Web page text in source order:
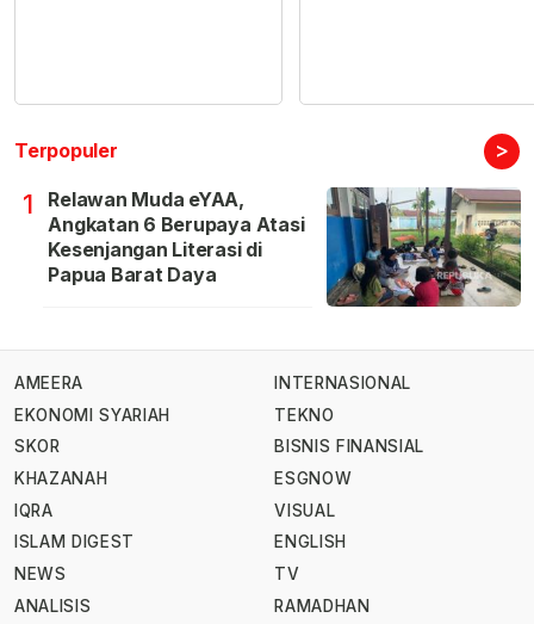
Terpopuler >
1
Relawan Muda eYAA,
Angkatan 6 Berupaya Atasi
Kesenjangan Literasi di
Papua Barat Daya
AMEERA
EKONOMI SYARIAH
SKOR
KHAZANAH
IQRA
ISLAM DIGEST
NEWS
ANALISIS
INTERNASIONAL
TEKNO
BISNIS FINANSIAL
ESGNOW
VISUAL
ENGLISH
TV
RAMADHAN